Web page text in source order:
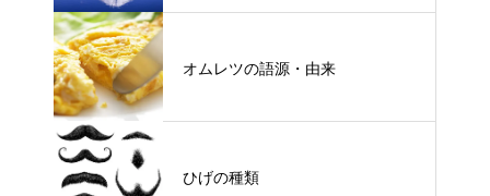
オムレツの語源・由来
ひげの種類